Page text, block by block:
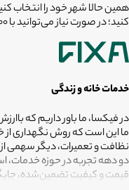
همین حالا شهر خود را انتخاب
کنید؛ در صورت نیاز می‌توانید با 02183328000 تماس بگیرید.
خدمات خانه و زندگی
در فیکسا، ما باور داریم که
ما این است که روش نگهداری از
نظافت و تعمیرات، دیگر سهمی
دو دهه تجربه در حوزه خدمات،
قیمت و کیفیت تضمین‌شده،